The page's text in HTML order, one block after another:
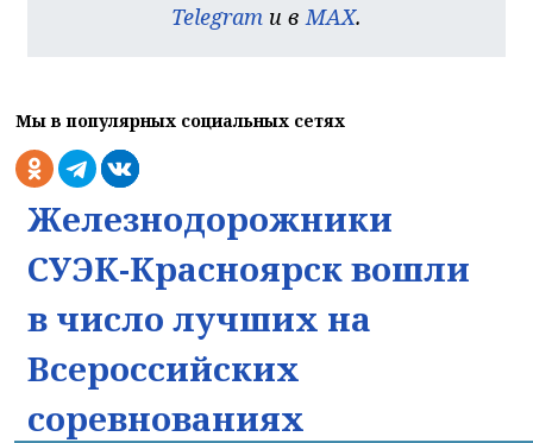
Telegram и в MAX.
Мы в популярных социальных сетях
Железнодорожники
СУЭК-Красноярск вошли
в число лучших на
Всероссийских
соревнованиях